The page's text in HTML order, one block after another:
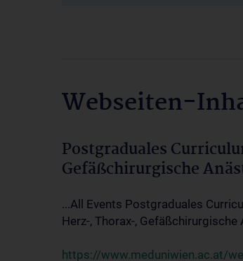
Webseiten-
Postgraduales
Gefäßchirurgische
...All Events Postgraduales
Herz-, Thorax-,
https://www.meduniwien.ac.at/